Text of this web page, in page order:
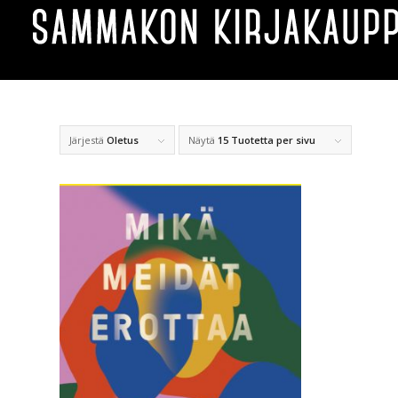
Järjestä Oletus Näytä 15 Tuotetta per sivu